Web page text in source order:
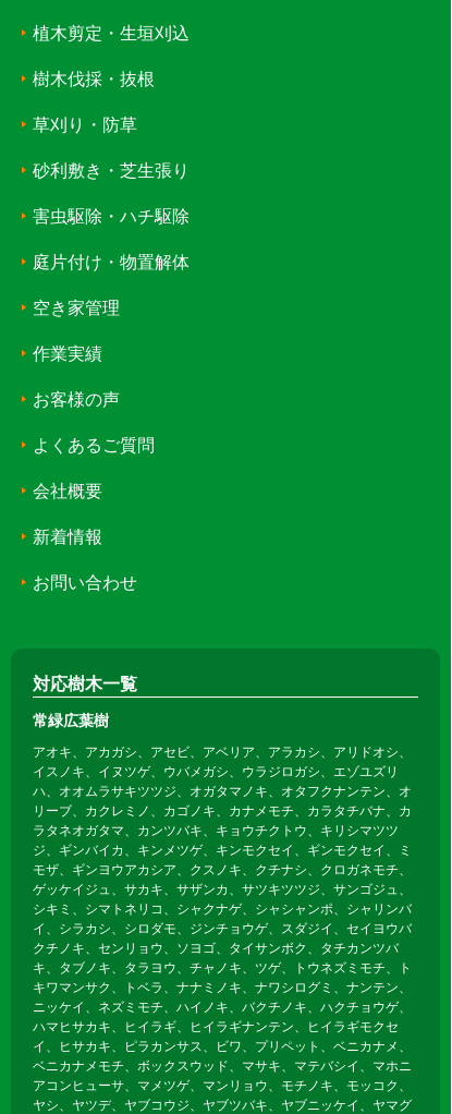
植木剪定・生垣刈込
樹木伐採・抜根
草刈り・防草
砂利敷き・芝生張り
害虫駆除・ハチ駆除
庭片付け・物置解体
空き家管理
作業実績
お客様の声
よくあるご質問
会社概要
新着情報
お問い合わせ
対応樹木一覧
常緑広葉樹
アオキ、アカガシ、アセビ、アベリア、アラカシ、アリドオシ、
イスノキ、イヌツゲ、ウバメガシ、ウラジロガシ、エゾユズリ
ハ、オオムラサキツツジ、オガタマノキ、オタフクナンテン、オ
リーブ、カクレミノ、カゴノキ、カナメモチ、カラタチバナ、カ
ラタネオガタマ、カンツバキ、キョウチクトウ、キリシマツツ
ジ、ギンバイカ、キンメツゲ、キンモクセイ、ギンモクセイ、ミ
モザ、ギンヨウアカシア、クスノキ、クチナシ、クロガネモチ、
ゲッケイジュ、サカキ、サザンカ、サツキツツジ、サンゴジュ、
シキミ、シマトネリコ、シャクナゲ、シャシャンポ、シャリンバ
イ、シラカシ、シロダモ、ジンチョウゲ、スダジイ、セイヨウバ
クチノキ、センリョウ、ソヨゴ、タイサンボク、タチカンツバ
キ、タブノキ、タラヨウ、チャノキ、ツゲ、トウネズミモチ、ト
キワマンサク、トベラ、ナナミノキ、ナワシログミ、ナンテン、
ニッケイ、ネズミモチ、ハイノキ、バクチノキ、ハクチョウゲ、
ハマヒサカキ、ヒイラギ、ヒイラギナンテン、ヒイラギモクセ
イ、ヒサカキ、ピラカンサス、ビワ、プリペット、ベニカナメ、
ベニカナメモチ、ボックスウッド、マサキ、マテバシイ、マホニ
アコンヒューサ、マメツゲ、マンリョウ、モチノキ、モッコク、
ヤシ、ヤツデ、ヤブコウジ、ヤブツバキ、ヤブニッケイ、ヤマグ